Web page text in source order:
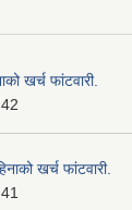
खर्च फांटवारी.
खर्च फांटवारी.